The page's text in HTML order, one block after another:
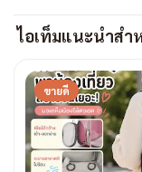
ไอเท็มแนะนำสำ
ขายดี